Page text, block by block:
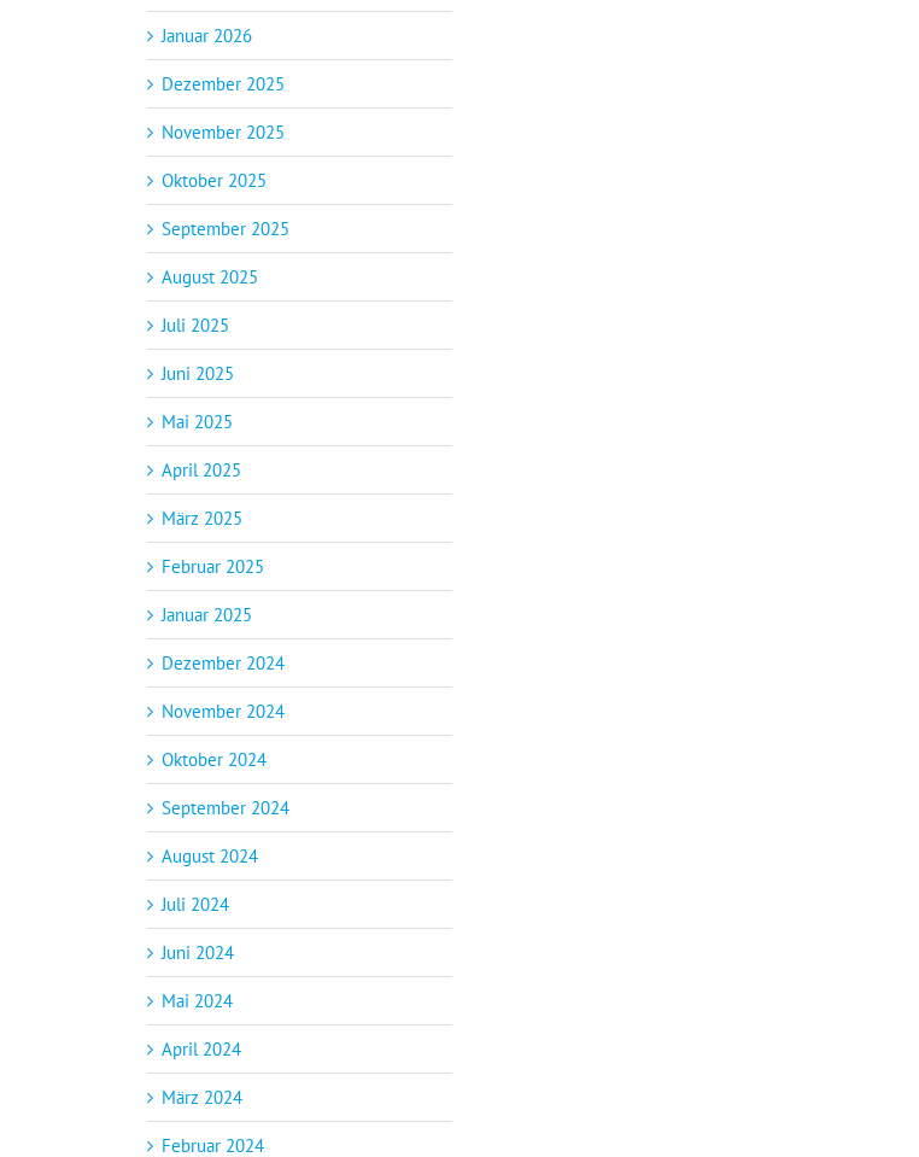
Januar 2026
Dezember 2025
November 2025
Oktober 2025
September 2025
August 2025
Juli 2025
Juni 2025
Mai 2025
April 2025
März 2025
Februar 2025
Januar 2025
Dezember 2024
November 2024
Oktober 2024
September 2024
August 2024
Juli 2024
Juni 2024
Mai 2024
April 2024
März 2024
Februar 2024